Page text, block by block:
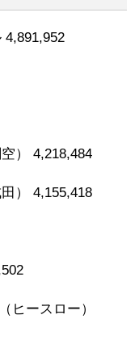
4,891,952
） 4,218,484
） 4,155,418
ヒースロー）